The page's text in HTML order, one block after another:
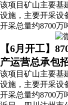
该项目矿山主要基
设施，主要开采设
开采总量约8700万
【6月开工】
产运营总承包
该项目矿山主要基
设施，主要开采设
开采总量约8700万